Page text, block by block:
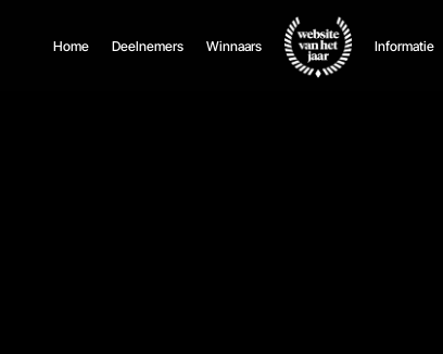
Home Deelnemers Winnaars Informatie